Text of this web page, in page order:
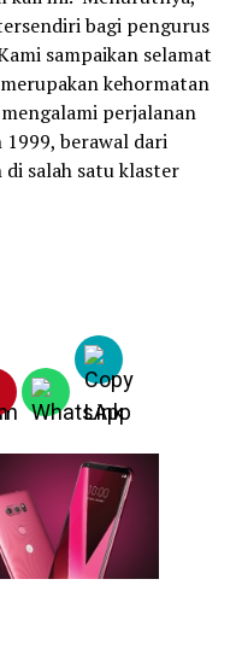
bagi pengurus
sampaikan selamat
kehormatan
perjalanan
1999, berawal dari
salah satu klaster